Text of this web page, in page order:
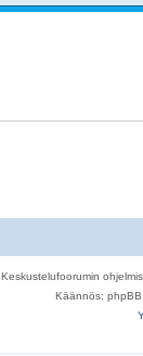
Keskustelufoorumin
Käännös: